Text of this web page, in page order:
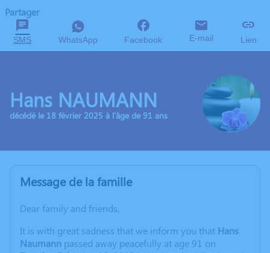
Partager
SMS WhatsApp Facebook E-mail Lien
Hans NAUMANN
décédé le 18 février 2025 à l'âge de 91 ans
Message de la famille
Dear family and friends,
It is with great sadness that we inform you that Hans
Naumann passed away peacefully at age 91 on